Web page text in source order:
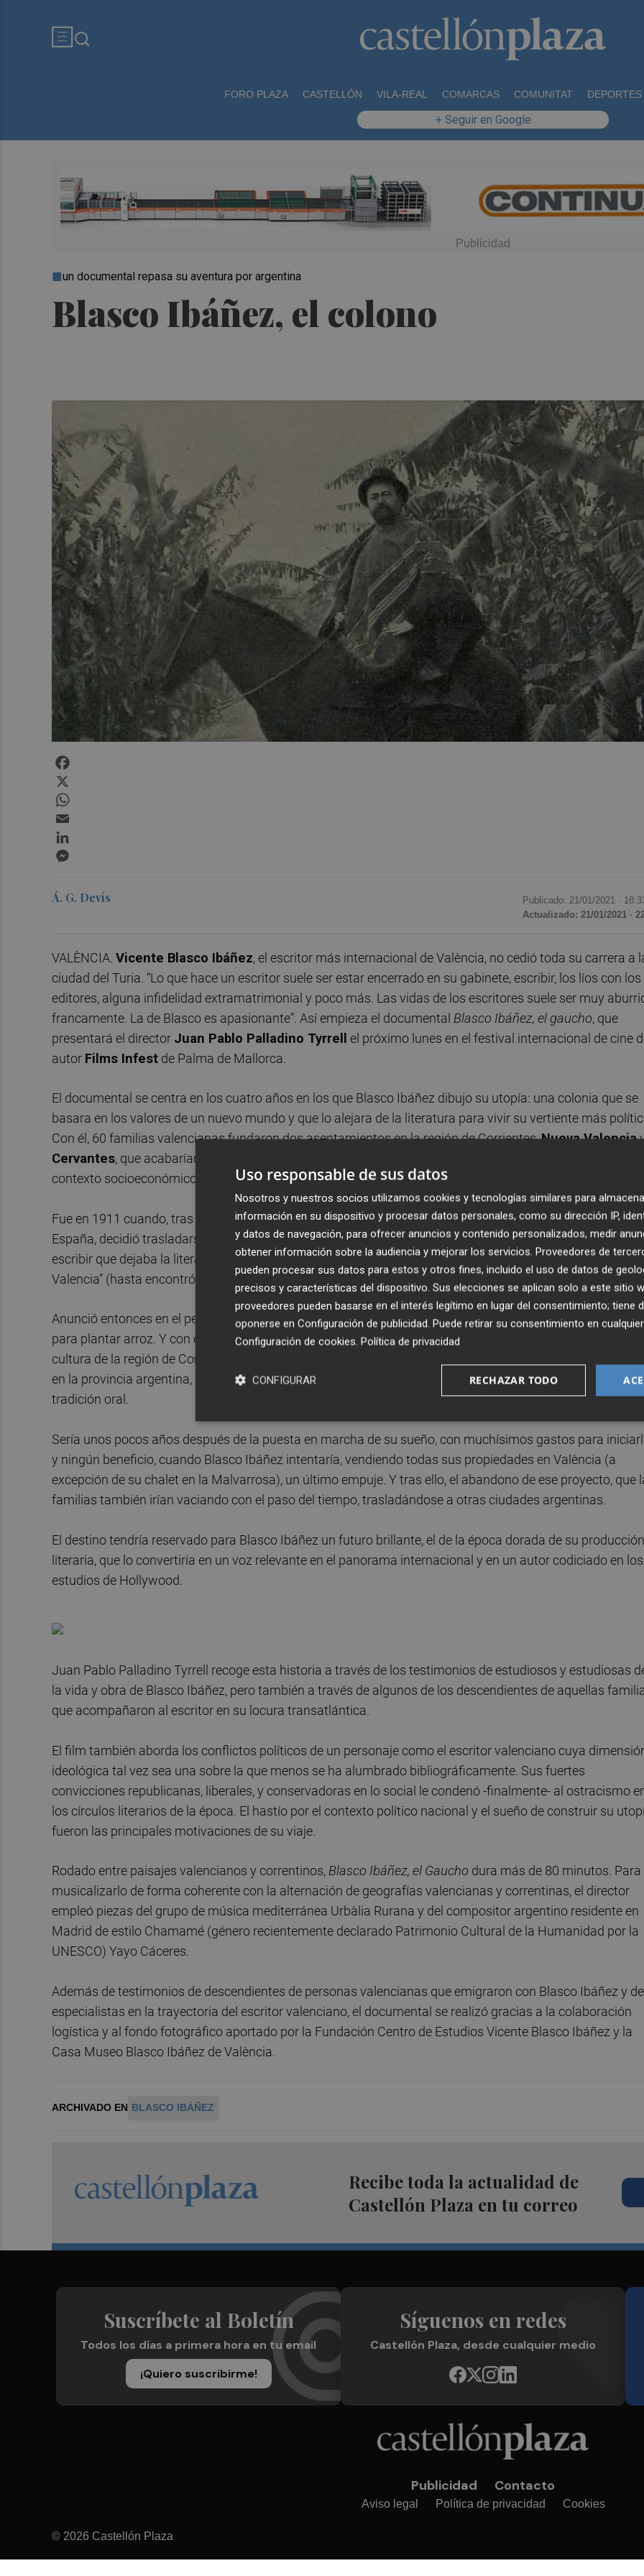
FORO PLAZA CASTELLÓN VILA-REAL COMARCAS COMUNITAT DEPORTES
+ Seguir en Google
Blasco Ibáñez, el colono
un documental repasa su aventura por argentina
Á. G. Devís Publicado: 21/01/2021 ·
Actualizado: 21/01/2021 ·
VALÈNCIA. Vicente Blasco Ibáñez, el escritor más internacional de València, no cedió toda su carrera a
ciudad del Turia. “Lo que hace un escritor suele ser estar encerrado en su gabinete, escribir, los líos con los
editores, alguna infidelidad extramatrimonial y poco más. Las vidas de los escritores suele ser muy
francamente. La de Blasco es apasionante”. Así empieza el documental Blasco Ibáñez, el gaucho, que
presentará el director Juan Pablo Palladino Tyrrell el próximo lunes en el festival internacional de cine
autor Films Infest de Palma de Mallorca.
El documental se centra en los cuatro años en los que Blasco Ibáñez dibujo su utopía: una colonia que se
basara en los valores de un nuevo mundo y que lo alejara de la literatura para vivir su vertiente más
Con él, 60 familias valencianas fundaron dos asentamientos en la región de Corrientes,Nueva Valencia
Cervantes, que acabarían siendo un fracaso por la mala planificación del propio Blasco Ibáñez y el
contexto socioeconómico de un mundo a las puertas de su primera Guerra Mundial.
Fue en 1911 cuando, tras el desgaste político que sufrió tras años intenso de vida política en València y en
España, decidió trasladarse a una Argentina llena de esperanzas. La promesa de una vida mejor le abocó
escribir que dejaba la literatura para ser colono, se hizo con dos terrenos en un lugar “que le recordaba a
Valencia” (hasta encontró una Albufera de allá).
Anunció entonces en el periódicoEl Pueblosu idea para reclutar a familias que se dedicaran a la
para plantar arroz. Y con él se fueron quienes, cuando el proyecto fracasó, se quedaron y cambiaron la
cultura de la región de Corrientes. Ahora la paella o las canciones tradicionales valencianas no son
en la provincia argentina, que ha seguido manteniendo la influencia de las familias migrantes a través de
tradición oral.
Sería unos pocos años después de la puesta en marcha de su sueño, con muchísimos gastos para
y ningún beneficio, cuando Blasco Ibáñez intentaría, vendiendo todas sus propiedades en València (a
excepción de su chalet en la Malvarrosa), un último empuje. Y tras ello, el abandono de ese proyecto, que
familias también irían vaciando con el paso del tiempo, trasladándose a otras ciudades argentinas.
El destino tendría reservado para Blasco Ibáñez un futuro brillante, el de la época dorada de su producción
literaria, que lo convertiría en un voz relevante en el panorama internacional y en un autor codiciado en los
estudios de Hollywood.
Juan Pablo Palladino Tyrrell recoge esta historia a través de los testimonios de estudiosos y estudiosas
la vida y obra de Blasco Ibáñez, pero también a través de algunos de los descendientes de aquellas
que acompañaron al escritor en su locura transatlántica.
El film también aborda los conflictos políticos de un personaje como el escritor valenciano cuya
ideológica tal vez sea una sobre la que menos se ha alumbrado bibliográficamente. Sus fuertes
convicciones republicanas, liberales, y conservadoras en lo social le condenó -finalmente- al ostracismo
los círculos literarios de la época. El hastío por el contexto político nacional y el sueño de construir su
fueron las principales motivaciones de su viaje.
Rodado entre paisajes valencianos y correntinos,Blasco Ibáñez, el Gaucho dura más de 80 minutos. Para
musicalizarlo de forma coherente con la alternación de geografías valencianas y correntinas, el director
empleó piezas del grupo de música mediterránea Urbàlia Rurana y del compositor argentino residente en
Madrid de estilo Chamamé (género recientemente declarado Patrimonio Cultural de la Humanidad por la
UNESCO) Yayo Cáceres.
Además de testimonios de descendientes de personas valencianas que emigraron con Blasco Ibáñez y de
especialistas en la trayectoria del escritor valenciano, el documental se realizó gracias a la colaboración
logística y al fondo fotográfico aportado por la Fundación Centro de Estudios Vicente Blasco Ibáñez y la
Casa Museo Blasco Ibáñez de València.
ARCHIVADO EN BLASCO IBÁÑEZ
Recibe toda la actualidad de
Castellón Plaza en tu correo
Suscríbete al Boletín
Todos los días a primera hora en tu email
¡Quiero suscribirme!
Síguenos en redes
Castellón Plaza, desde cualquier medio
Publicidad Contacto
Aviso legal Política de privacidad Cookies
© 2026 Castellón Plaza
Uso responsable de sus datos
Nosotros y nuestros socios utilizamos cookies y tecnologías similares para
información en su dispositivo y procesar datos personales, como su dirección IP,
y datos de navegación, para ofrecer anuncios y contenido personalizados, medir
obtener información sobre la audiencia y mejorar los servicios. Proveedores de
pueden procesar sus datos para estos y otros fines, incluido el uso de datos de
precisos y características del dispositivo. Sus elecciones se aplican solo a este sitio
proveedores pueden basarse en el interés legítimo en lugar del consentimiento; tiene
oponerse en Configuración de publicidad. Puede retirar su consentimiento en
Configuración de cookies. Política de privacidad
RECHAZAR TODO
CONFIGURAR